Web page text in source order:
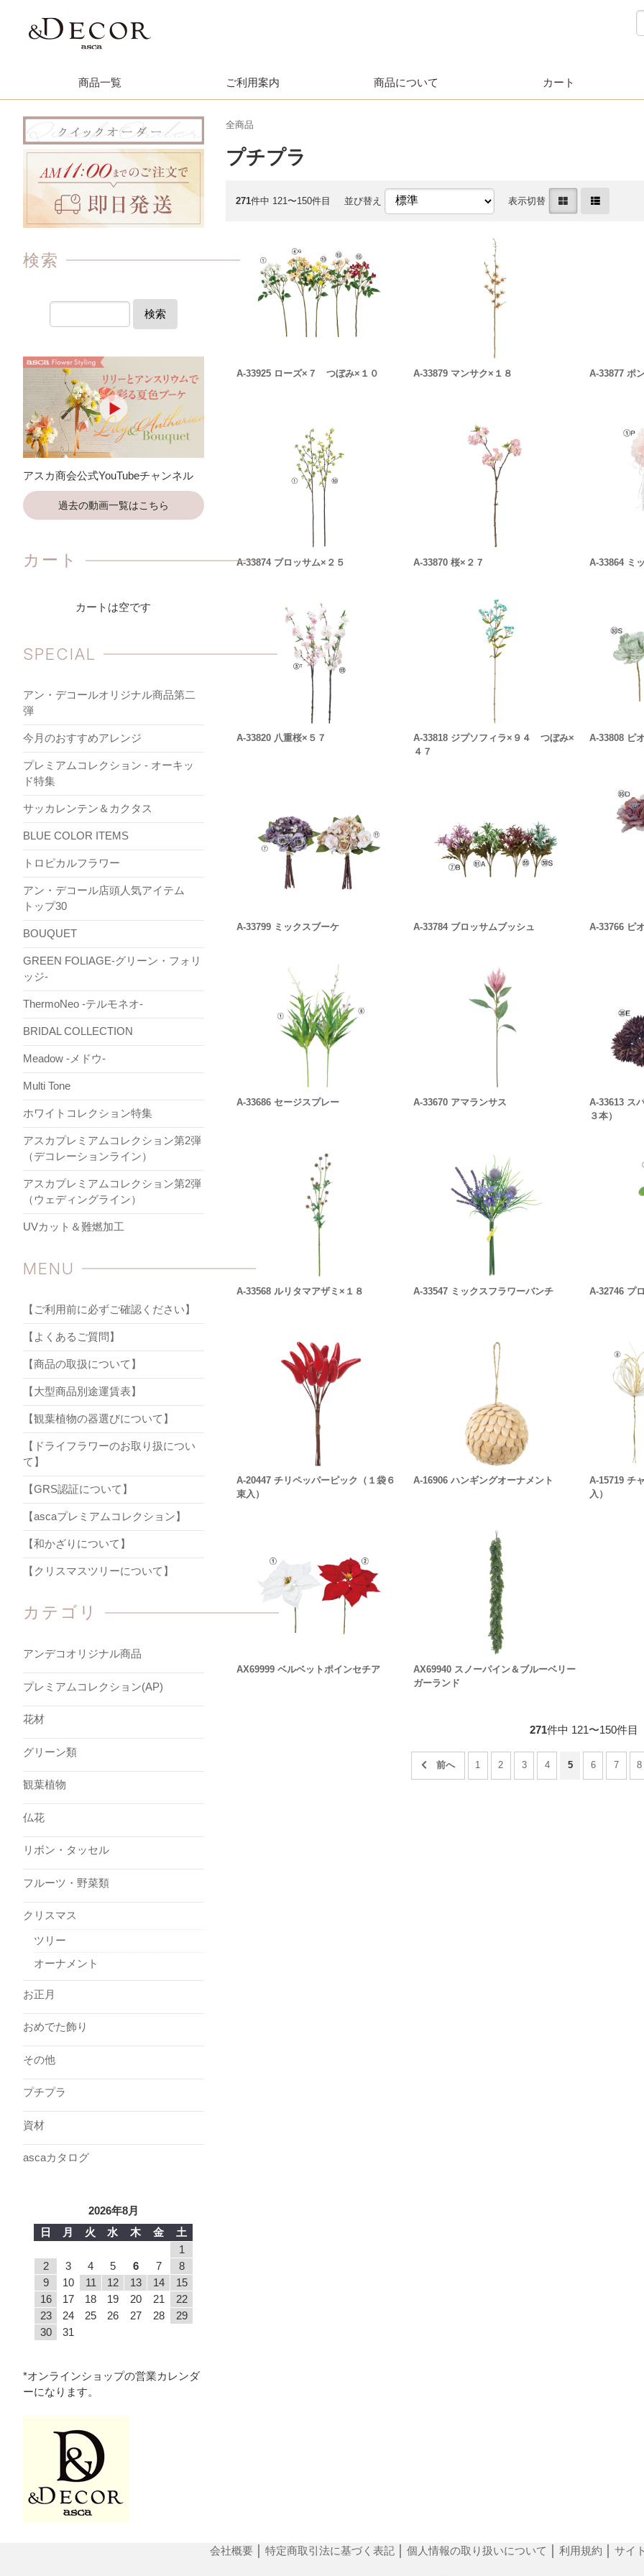
商品一覧 ご利用案内 商品について カート
全商品
プチプラ
271件中 121〜150件目 並び替え 表示切替
A-33925 ローズ×７ つぼみ×１０ A-33879 マンサク×１８ A-33877 ポ
A-33874 ブロッサム×２５ A-33870 桜×２７ A-33864 ミ
A-33820 八重桜×５７
A-33818 ジプソフィラ×９４ つぼみ×
４７
A-33808 ピ
A-33799 ミックスブーケ A-33784 ブロッサムブッシュ A-33766 ピ
A-33686 セージスプレー A-33670 アマランサス
A-33613 ス
３本）
A-33568 ルリタマアザミ×１８ A-33547 ミックスフラワーバンチ A-32746 プ
A-20447 チリペッパーピック（１袋６
束入）
A-16906 ハンギングオーナメント
A-15719 チ
入）
AX69999 ベルベットポインセチア
AX69940 スノーパイン＆ブルーベリー
ガーランド
271件中 121〜150件目
1 2 3 4 5 6 7 8
検索
検索
アスカ商会公式YouTubeチャンネル
過去の動画一覧はこちら
カート
カートは空です
SPECIAL
アン・デコールオリジナル商品第二
弾
今月のおすすめアレンジ
プレミアムコレクション - オーキッ
ド特集
サッカレンテン＆カクタス
BLUE COLOR ITEMS
トロピカルフラワー
アン・デコール店頭人気アイテム
トップ30
BOUQUET
GREEN FOLIAGE-グリーン・フォリ
ッジ-
ThermoNeo -テルモネオ-
BRIDAL COLLECTION
Meadow -メドウ-
Multi Tone
ホワイトコレクション特集
アスカプレミアムコレクション第2弾
（デコレーションライン）
アスカプレミアムコレクション第2弾
（ウェディングライン）
UVカット＆難燃加工
MENU
【ご利用前に必ずご確認ください】
【よくあるご質問】
【商品の取扱について】
【大型商品別途運賃表】
【観葉植物の器選びについて】
【ドライフラワーのお取り扱につい
て】
【GRS認証について】
【ascaプレミアムコレクション】
【和かざりについて】
【クリスマスツリーについて】
カテゴリ
アンデコオリジナル商品
プレミアムコレクション(AP)
花材
グリーン類
観葉植物
仏花
リボン・タッセル
フルーツ・野菜類
クリスマス
ツリー
オーナメント
お正月
おめでた飾り
その他
プチプラ
資材
ascaカタログ
2026年8月
日
月 火 水 木 金
土
1
2
3 4 5 6 7
8
9
10 11 12 13 14
15
16
17 18 19 20 21
22
23
24 25 26 27 28
29
30
31
*オンラインショップの営業カレンダ
ーになります。
会社概要 特定商取引法に基づく表記 個人情報の取り扱いについて 利用規約 サイ